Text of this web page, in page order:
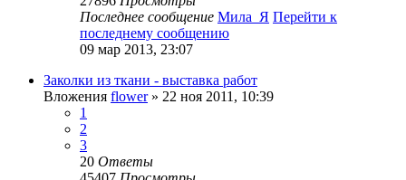
Последнее сообщение Мила_Я Перейти к
последнему сообщению
09 мар 2013, 23:07
Заколки из ткани - выставка работ
Вложения flower» 22 ноя 2011, 10:39
1
2
3
20 Ответы